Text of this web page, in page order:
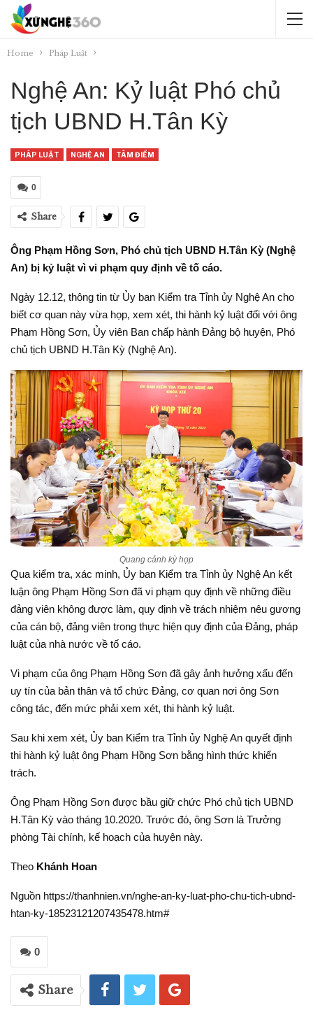
Home Pháp Luật
Nghệ An: Kỷ luật Phó chủ
tịch UBND H.Tân Kỳ
PHÁP LUẬT NGHỆ AN TÂM ĐIỂM
0
Share
Ông Phạm Hồng Sơn, Phó chủ tịch UBND H.Tân Kỳ (Nghệ
An) bị kỷ luật vì vi phạm quy định về tố cáo.
Ngày 12.12, thông tin từ Ủy ban Kiểm tra Tỉnh ủy Nghệ An cho
biết cơ quan này vừa họp, xem xét, thi hành kỷ luật đối với ông
Phạm Hồng Sơn, Ủy viên Ban chấp hành Đảng bộ huyện, Phó
chủ tịch UBND H.Tân Kỳ (Nghệ An).
Quang cảnh kỳ họp
Qua kiểm tra, xác minh, Ủy ban Kiểm tra Tỉnh ủy Nghệ An kết
luận ông Phạm Hồng Sơn đã vi phạm quy định về những điều
đảng viên không được làm, quy định về trách nhiệm nêu gương
của cán bộ, đảng viên trong thực hiện quy định của Đảng, pháp
luật của nhà nước về tố cáo.
Vi phạm của ông Phạm Hồng Sơn đã gây ảnh hưởng xấu đến
uy tín của bản thân và tổ chức Đảng, cơ quan nơi ông Sơn
công tác, đến mức phải xem xét, thi hành kỷ luật.
Sau khi xem xét, Ủy ban Kiểm tra Tỉnh ủy Nghệ An quyết định
thi hành kỷ luật ông Phạm Hồng Sơn bằng hình thức khiển
trách.
Ông Phạm Hồng Sơn được bầu giữ chức Phó chủ tịch UBND
H.Tân Kỳ vào tháng 10.2020. Trước đó, ông Sơn là Trưởng
phòng Tài chính, kế hoạch của huyện này.
Theo Khánh Hoan
Nguồn https://thanhnien.vn/nghe-an-ky-luat-pho-chu-tich-ubnd-
htan-ky-18523121207435478.htm#
0
Share